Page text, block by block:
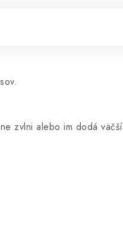
zvlni alebo im dodá väčší